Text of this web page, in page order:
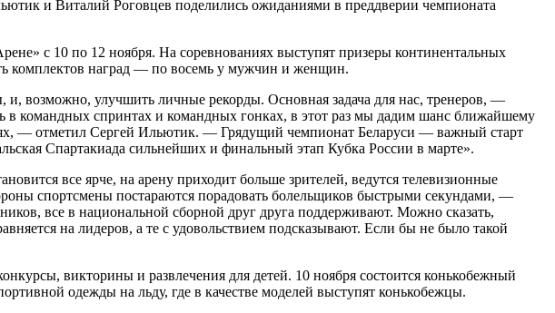
и Виталий Роговцев поделились ожиданиями в преддверии чемпионата
с 10 по 12 ноября. На соревнованиях выступят призеры континентальных
комплектов наград — по восемь у мужчин и женщин.
возможно, улучшить личные рекорды. Основная задача для нас, тренеров, —
в командных спринтах и командных гонках, в этот раз мы дадим шанс ближайшему
— отметил Сергей Ильютик. — Грядущий чемпионат Беларуси — важный старт
Спартакиада сильнейших и финальный этап Кубка России в марте».
все ярче, на арену приходит больше зрителей, ведутся телевизионные
спортсмены постараются порадовать болельщиков быстрыми секундами, —
все в национальной сборной друг друга поддерживают. Можно сказать,
на лидеров, а те с удовольствием подсказывают. Если бы не было такой
викторины и развлечения для детей. 10 ноября состоится конькобежный
одежды на льду, где в качестве моделей выступят конькобежцы.